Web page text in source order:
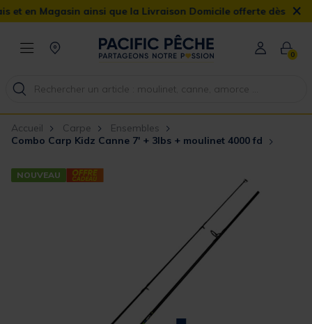
ainsi que la Livraison Domicile offerte dès 90€ ×
0
Accueil Carpe
Ensembles
Combo Carp Kidz Canne 7' + 3lbs + moulinet 4000 fd
NOUVEAU